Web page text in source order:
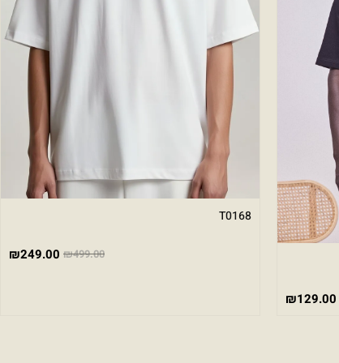
₪129.00
T0168
₪499.00
₪249.00